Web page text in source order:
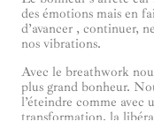
des émotions mais en
d’avancer , continuer,
nos vibrations.
Avec le breathwork
plus grand bonheur.
l’éteindre comme
transformation, la